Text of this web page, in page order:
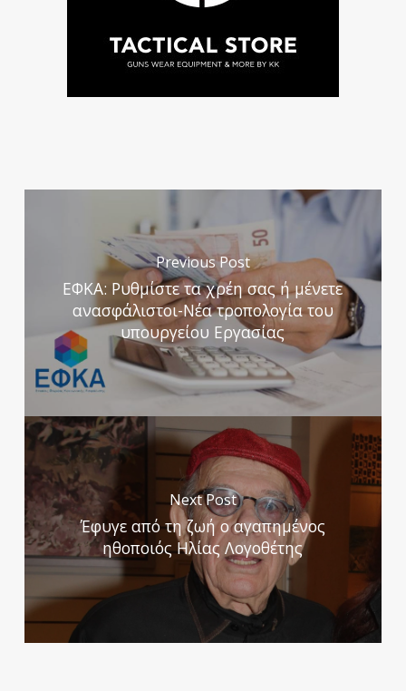
Previous Post
ΕΦΚΑ: Ρυθμίστε τα χρέη σας ή μένετε
ανασφάλιστοι-Νέα τροπολογία του
υπουργείου Εργασίας
Next Post
Έφυγε από τη ζωή ο αγαπημένος
ηθοποιός Ηλίας Λογοθέτης